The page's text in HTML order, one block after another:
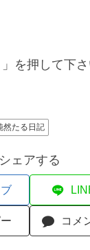
を押して下
然たる日記
シェアする
コメ